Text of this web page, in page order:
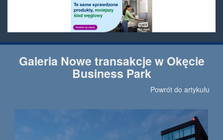
Galeria Nowe transakcje w Okęcie
Business Park
Powrót do artykułu